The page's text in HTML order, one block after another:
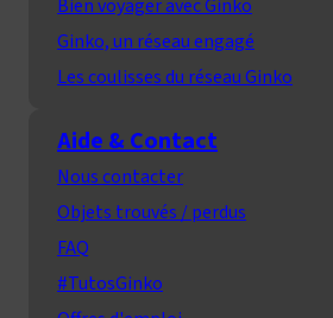
Bien voyager avec Ginko
Ginko, un réseau engagé
Les coulisses du réseau Ginko
Aide & Contact
Nous contacter
Objets trouvés / perdus
FAQ
#TutosGinko